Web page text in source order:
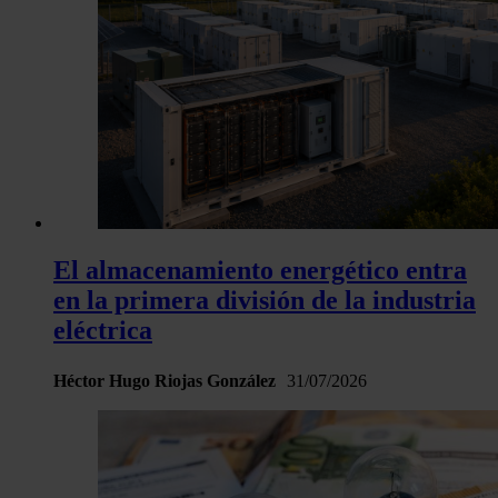
tráfico. Además, compartimos información sobre el uso que
sitio web con nuestros partners de redes sociales,
análisis web, quienes pueden combinarla con otra
haya proporcionado o que hayan recopilado a partir del uso
hecho de sus servicios.
El almacenamiento energético entra
en la primera división de la industria
eléctrica
Héctor Hugo Riojas González 31/07/2026